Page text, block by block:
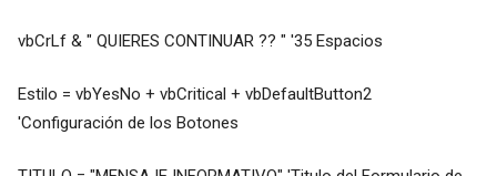
vbCrLf & " QUIERES CONTINUAR ?? " '35 Espacios
Estilo = vbYesNo + vbCritical + vbDefaultButton2
'Configuración de los Botones